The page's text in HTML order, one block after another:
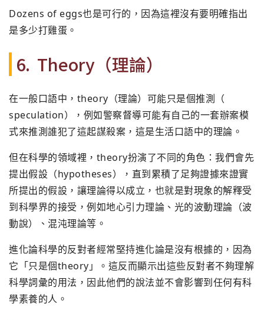
Dozens of eggs也是可行的，因為這裡沒有要明確指出
是多少打雞蛋。
6. Theory（理論）
在一般口語中，theory（理論）可能只是個推測（
speculation）， 例如警察督導可能有自己的一套辦案模
式來推測誰犯了這起謀殺案， 這是生活口語中的理論。
但在科學的領域裡，theory扮演了不同的角色： 我們會先
提出假設（hypotheses）， 直到累積了足夠證據來證實
所提出的假設，讓理論得以成立， 也就是對現象的解釋受
到科學界的接受，例如地心引力理論、 光的波動理論（波
動說）、混沌理論等。
進化論科學的反對者經常堅持進化論是沒有根據的，因為
它「只是個theory」。 這反而顯示出這些反對者不夠理解
科學詞彙的用法， 因此他們的說法並不會影響到任何有科
學素養的人。